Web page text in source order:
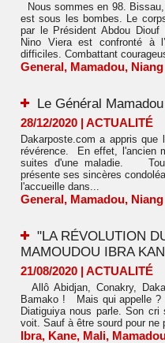
Nous sommes en 98.
est sous les bombes. Le
par le Président Abdou
Nino Viera est confronté à
difficiles. Combattant
General, Mamadou, Niang
Le Général
28/12/2020 | ACTUALITÉ
Dakarposte.com a appris
révérence. En effet, l'ancien
suites d'une maladie.
présente ses sincères
l'accueille dans...
General, Mamadou, Niang
"LA RÉVOLUTION
MAMOUDOU IBRA
21/08/2020 | ACTUALITÉ
Allô Abidjan, Conakry,
Bamako ! Mais qui appelle
Diatiguiya nous parle. Son cri
voit. Sauf à être sourd pour ne
Ibra, Kane, Mali,